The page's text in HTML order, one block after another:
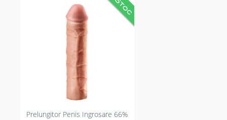
Prelungitor Penis Ingrosare 66%
Extensie pentru membru care
adaugă 7.6 cm și crește grosimea
cu 66%. Mărește adâncimea
penetrării și prelungește
momentul inserției pentru sesiuni
mai satisfăcătoare. Potrivit
pentru personalizare prin tăiere la
bază pentru fixaj optimă și
confort sporit pentru ambii